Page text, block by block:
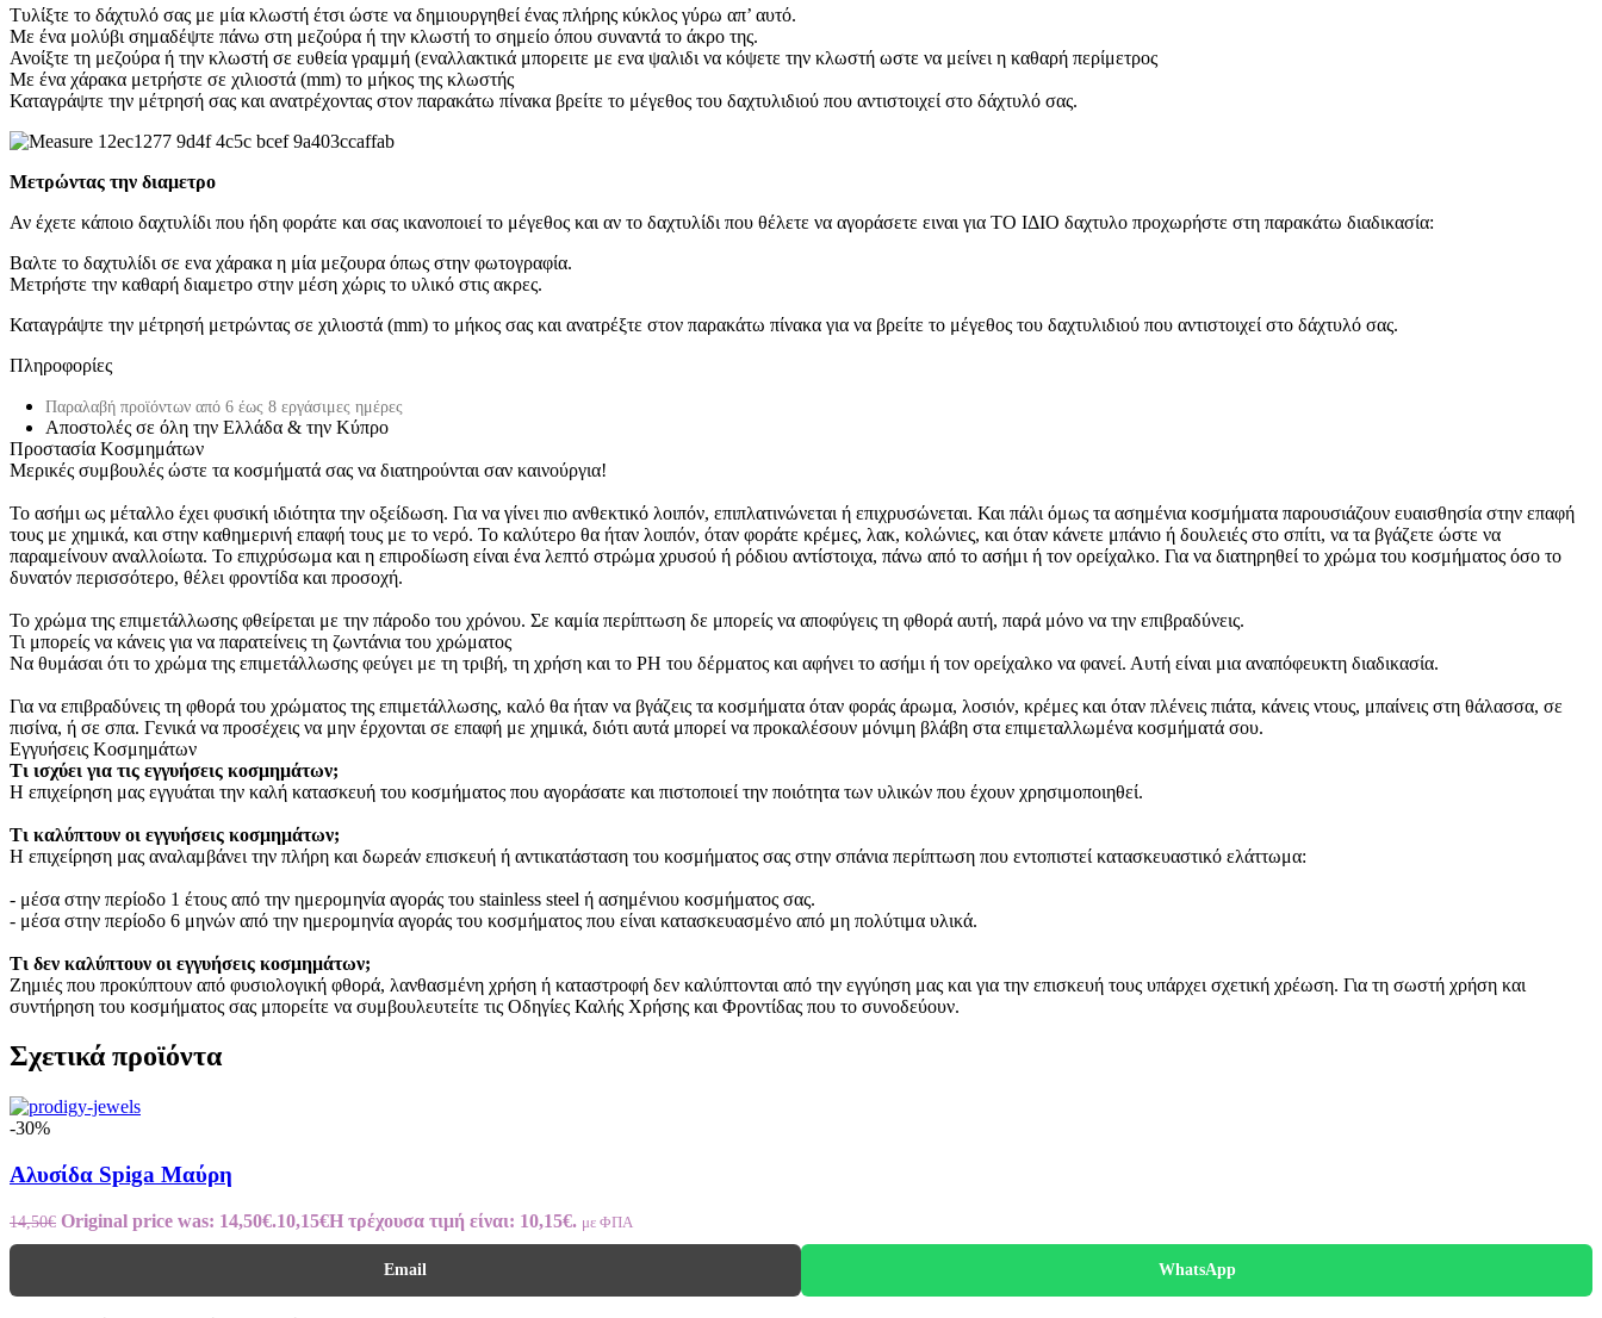
Τυλίξτε το δάχτυλό σας με μία κλωστή έτσι ώστε να δημιουργηθεί ένας πλήρης κύκλος γύρω απ’ αυτό.
Με ένα μολύβι σημαδέψτε πάνω στη μεζούρα ή την κλωστή το σημείο όπου συναντά το άκρο της.
Ανοίξτε τη μεζούρα ή την κλωστή σε ευθεία γραμμή (εναλλακτικά μπορειτε με ενα ψαλιδι να κόψετε την κλωστή ωστε να μείνει η καθαρή περίμετρος
Με ένα χάρακα μετρήστε σε χιλιοστά (mm) το μήκος της κλωστής
Καταγράψτε την μέτρησή σας και ανατρέχοντας στον παρακάτω πίνακα βρείτε το μέγεθος του δαχτυλιδιού που αντιστοιχεί στο δάχτυλό σας.
Μετρώντας την διαμετρο
Αν έχετε κάποιο δαχτυλίδι που ήδη φοράτε και σας ικανοποιεί το μέγεθος και αν το δαχτυλίδι που θέλετε να αγοράσετε ειναι για ΤΟ ΙΔΙΟ δαχτυλο προχωρήστε στη παρακάτω διαδικασία:
Βαλτε το δαχτυλίδι σε ενα χάρακα η μία μεζουρα όπως στην φωτογραφία.
Μετρήστε την καθαρή διαμετρο στην μέση χώρις το υλικό στις ακρες.
Καταγράψτε την μέτρησή μετρώντας σε χιλιοστά (mm) το μήκος σας και ανατρέξτε στον παρακάτω πίνακα για να βρείτε το μέγεθος του δαχτυλιδιού που αντιστοιχεί στο δάχτυλό σας.
Πληροφορίες
Παραλαβή προϊόντων από 6 έως 8 εργάσιμες ημέρες
Αποστολές σε όλη την Ελλάδα & την Κύπρο
Προστασία Κοσμημάτων
Μερικές συμβουλές ώστε τα κοσμήματά σας να διατηρούνται σαν καινούργια!
Το ασήμι ως μέταλλο έχει φυσική ιδιότητα την οξείδωση. Για να γίνει πιο ανθεκτικό λοιπόν, επιπλατινώνεται ή επιχρυσώνεται. Και πάλι όμως τα ασημένια κοσμήματα παρουσιάζουν ευαισθησία στην επαφή
τους με χημικά, και στην καθημερινή επαφή τους με το νερό. Το καλύτερο θα ήταν λοιπόν, όταν φοράτε κρέμες, λακ, κολώνιες, και όταν κάνετε μπάνιο ή δουλειές στο σπίτι, να τα βγάζετε ώστε να
παραμείνουν αναλλοίωτα. Το επιχρύσωμα και η επιροδίωση είναι ένα λεπτό στρώμα χρυσού ή ρόδιου αντίστοιχα, πάνω από το ασήμι ή τον ορείχαλκο. Για να διατηρηθεί το χρώμα του κοσμήματος όσο το
δυνατόν περισσότερο, θέλει φροντίδα και προσοχή.
Το χρώμα της επιμετάλλωσης φθείρεται με την πάροδο του χρόνου. Σε καμία περίπτωση δε μπορείς να αποφύγεις τη φθορά αυτή, παρά μόνο να την επιβραδύνεις.
Τι μπορείς να κάνεις για να παρατείνεις τη ζωντάνια του χρώματος
Να θυμάσαι ότι το χρώμα της επιμετάλλωσης φεύγει με τη τριβή, τη χρήση και το PH του δέρματος και αφήνει το ασήμι ή τον ορείχαλκο να φανεί. Αυτή είναι μια αναπόφευκτη διαδικασία.
Για να επιβραδύνεις τη φθορά του χρώματος της επιμετάλλωσης, καλό θα ήταν να βγάζεις τα κοσμήματα όταν φοράς άρωμα, λοσιόν, κρέμες και όταν πλένεις πιάτα, κάνεις ντους, μπαίνεις στη θάλασσα, σε
πισίνα, ή σε σπα. Γενικά να προσέχεις να μην έρχονται σε επαφή με χημικά, διότι αυτά μπορεί να προκαλέσουν μόνιμη βλάβη στα επιμεταλλωμένα κοσμήματά σου.
Εγγυήσεις Κοσμημάτων
Τι ισχύει για τις εγγυήσεις κοσμημάτων;
Η επιχείρηση μας εγγυάται την καλή κατασκευή του κοσμήματος που αγοράσατε και πιστοποιεί την ποιότητα των υλικών που έχουν χρησιμοποιηθεί.
Τι καλύπτουν οι εγγυήσεις κοσμημάτων;
Η επιχείρηση μας αναλαμβάνει την πλήρη και δωρεάν επισκευή ή αντικατάσταση του κοσμήματος σας στην σπάνια περίπτωση που εντοπιστεί κατασκευαστικό ελάττωμα:
- μέσα στην περίοδο 1 έτους από την ημερομηνία αγοράς του stainless steel ή ασημένιου κοσμήματος σας.
- μέσα στην περίοδο 6 μηνών από την ημερομηνία αγοράς του κοσμήματος που είναι κατασκευασμένο από μη πολύτιμα υλικά.
Τι δεν καλύπτουν οι εγγυήσεις κοσμημάτων;
Ζημιές που προκύπτουν από φυσιολογική φθορά, λανθασμένη χρήση ή καταστροφή δεν καλύπτονται από την εγγύηση μας και για την επισκευή τους υπάρχει σχετική χρέωση. Για τη σωστή χρήση και
συντήρηση του κοσμήματος σας μπορείτε να συμβουλευτείτε τις Οδηγίες Καλής Χρήσης και Φροντίδας που το συνοδεύουν.
Σχετικά προϊόντα
-30%
Αλυσίδα Spiga Μαύρη
14,50€ Original price was: 14,50€.10,15€Η τρέχουσα τιμή είναι: 10,15€. με ΦΠΑ
Email WhatsApp